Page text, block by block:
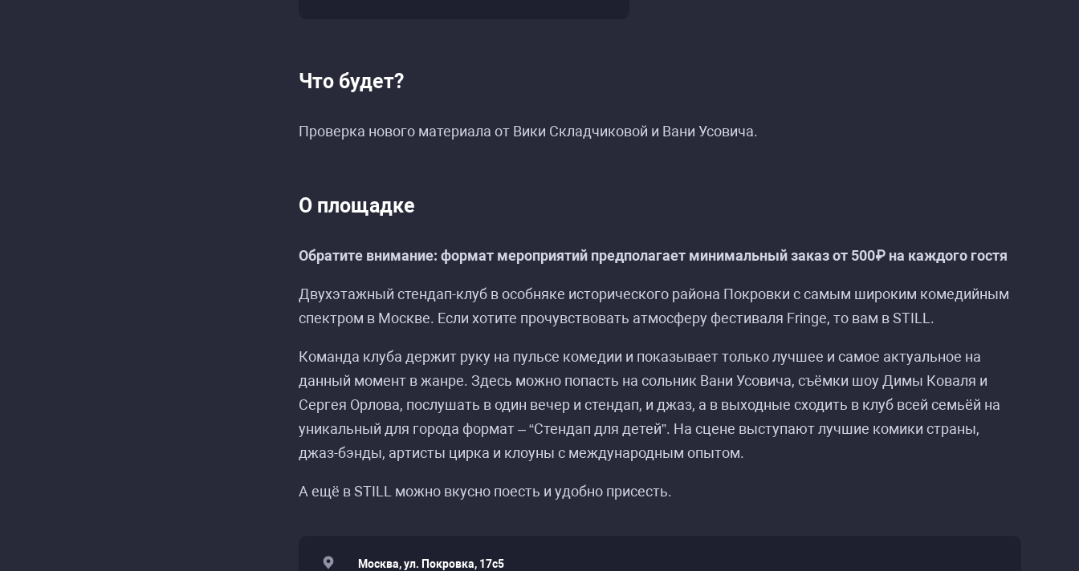
Что будет?
Проверка нового материала от Вики Складчиковой и Вани Усовича.
О площадке
Обратите внимание: формат мероприятий предполагает минимальный заказ от 500₽ на каждого гостя
Двухэтажный стендап-клуб в особняке исторического района Покровки с самым широким комедийным
спектром в Москве. Если хотите прочувствовать атмосферу фестиваля Fringe, то вам в STILL.
Команда клуба держит руку на пульсе комедии и показывает только лучшее и самое актуальное на
данный момент в жанре. Здесь можно попасть на сольник Вани Усовича, съёмки шоу Димы Коваля и
Сергея Орлова, послушать в один вечер и стендап, и джаз, а в выходные сходить в клуб всей семьёй на
уникальный для города формат – “Стендап для детей”. На сцене выступают лучшие комики страны,
джаз-бэнды, артисты цирка и клоуны с международным опытом.
А ещё в STILL можно вкусно поесть и удобно присесть.
Москва, ул. Покровка, 17с5